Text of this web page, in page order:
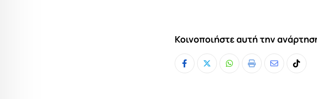
Κοινοποιήστε αυτή την
Whatsapp
Print
ShareTiktok